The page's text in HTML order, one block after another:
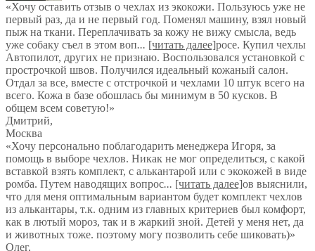
«Хочу оставить отзыв о чехлах из экокожи. Пользуюсь уже не
первый раз, да и не первый год. Поменял машину, взял новый
пыж на ткани. Переплачивать за кожу не вижу смысла, ведь
уже собаку съел в этом воп... [читать далее]росе. Купил чехлы
Автопилот, других не признаю. Воспользовался установкой с
прострочкой швов. Получился идеальный кожаный салон.
Отдал за все, вместе с отстрочкой и чехлами 10 штук всего на
всего. Кожа в базе обошлась бы минимум в 50 кусков. В
общем всем советую!»
Дмитрий,
Москва
«Хочу персонально поблагодарить менеджера Игоря, за
помощь в выборе чехлов. Никак не мог определиться, с какой
вставкой взять комплект, с алькантарой или с экокожей в виде
ромба. Путем наводящих вопрос... [читать далее]ов выяснили,
что для меня оптимальным вариантом будет комплект чехлов
из алькантары, т.к. одним из главных критериев был комфорт,
как в лютый мороз, так и в жаркий зной. Детей у меня нет, да
и животных тоже. поэтому могу позволить себе шиковать)»
Олег,